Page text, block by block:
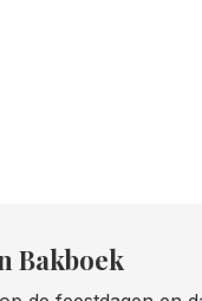
Bakboek